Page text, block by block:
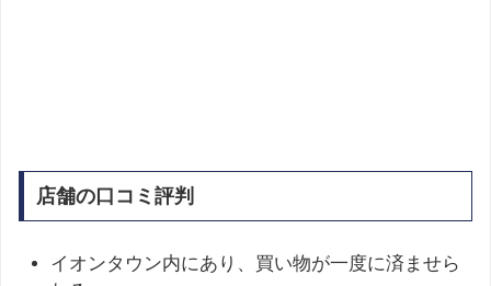
店舗の口コミ評判
イオンタウン内にあり、買い物が一度に済ませら